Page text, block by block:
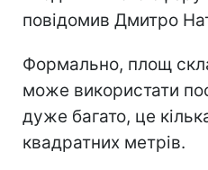
повідомив Дмитро
Формально, площ
може використати
дуже багато, це
квадратних метрів.